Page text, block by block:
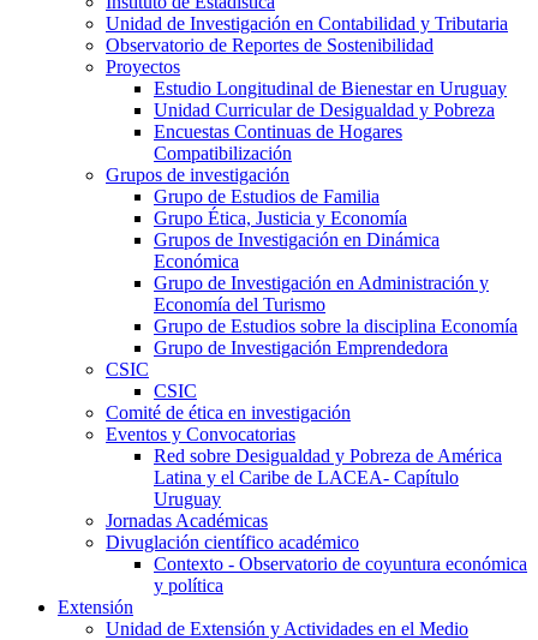
Unidad de Investigación en Contabilidad y Tributaria
Observatorio de Reportes de Sostenibilidad
Proyectos
Estudio Longitudinal de Bienestar en Uruguay
Unidad Curricular de Desigualdad y Pobreza
Encuestas Continuas de Hogares
Compatibilización
Grupos de investigación
Grupo de Estudios de Familia
Grupo Ética, Justicia y Economía
Grupos de Investigación en Dinámica
Económica
Grupo de Investigación en Administración y
Economía del Turismo
Grupo de Estudios sobre la disciplina Economía
Grupo de Investigación Emprendedora
CSIC
CSIC
Comité de ética en investigación
Eventos y Convocatorias
Red sobre Desigualdad y Pobreza de América
Latina y el Caribe de LACEA- Capítulo
Uruguay
Jornadas Académicas
Divuglación científico académico
Contexto - Observatorio de coyuntura económica
y política
Extensión
Unidad de Extensión y Actividades en el Medio